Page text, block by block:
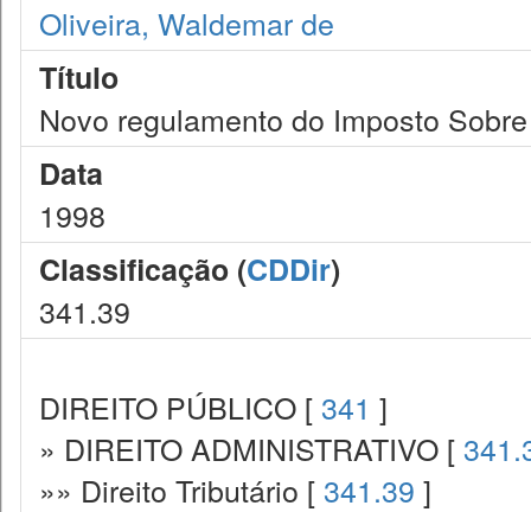
Oliveira, Waldemar de
Título
Novo regulamento do Imposto
Data
1998
Classificação (CDDir)
341.39
DIREITO PÚBLICO [ 341 ]
» DIREITO ADMINISTRATIVO [
»» Direito Tributário [ 341.39 ]